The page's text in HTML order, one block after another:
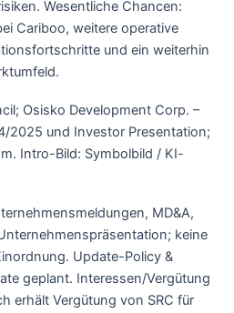
Wesentliche Chancen:
Cariboo, weitere operative
und ein weiterhin
Osisko Development Corp. –
2025 und Investor Presentation;
Intro-Bild: Symbolbild / KI-
MD&A,
keine
Update-Policy &
geplant. Interessen/Vergütung
erhält Vergütung von SRC für